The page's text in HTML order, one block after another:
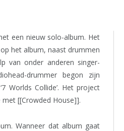
een nieuw solo-album. Het
het album, naast drummen
van onder anderen singer-
drummer begon zijn
Worlds Collide’. Het project
[[Crowded House]].
Wanneer dat album gaat